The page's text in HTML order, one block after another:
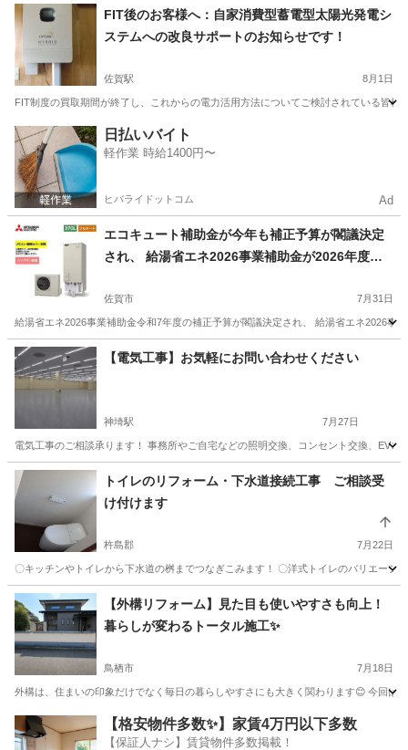
佐賀 佐賀市 佐賀駅 電気工事
FIT後のお客様へ：自家消費型蓄電型太陽光発電シ
ステムへの改良サポートのお知らせです！
佐賀駅 8月1日
FIT制度の買取期間が終了し、これからの電力活用方法についてご検討されている皆
佐賀 佐賀市 佐賀駅 電気工事
日払いバイト
軽作業 時給1400円〜
ヒバライドットコム Ad
エコキュート補助金が今年も補正予算が閣議決定
され、 給湯省エネ2026事業補助金が2026年度も
認定補助事業者の当店にお任せください！
佐賀市 7月31日
給湯省エネ2026事業補助金令和7年度の補正予算が閣議決定され、 給湯省エネ2026事
佐賀 佐賀市 水道工事 エコキュート
【電気工事】お気軽にお問い合わせください
神埼駅 7月27日
電気工事のご相談承ります！ 事務所やご自宅などの照明交換、コンセント交換、EV
佐賀 神埼市 神埼駅 電気工事業
トイレのリフォーム・下水道接続工事 ご相談受
け付けます
杵島郡 7月22日
〇キッチンやトイレから下水道の桝までつなぎこみます！ 〇洋式トイレのバリエー
佐賀 杵島郡 その他 杵島郡 その他
【外構リフォーム】見た目も使いやすさも向上！
暮らしが変わるトータル施工✨
鳥栖市 7月18日
外構は、住まいの印象だけでなく毎日の暮らしやすさにも大きく関わります😊 今回
佐賀 鳥栖市 その他
【格安物件多数✨】家賃4万円以下多数
【保証人ナシ】賃貸物件多数掲載！